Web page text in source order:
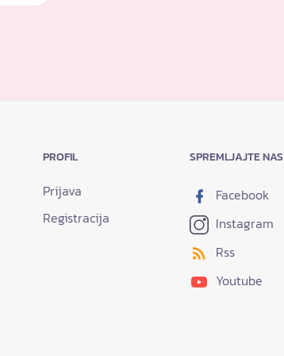
PROFIL
Prijava
Registracija
SPREMLJAJTE NAS
Facebook
Instagram
Rss
Youtube